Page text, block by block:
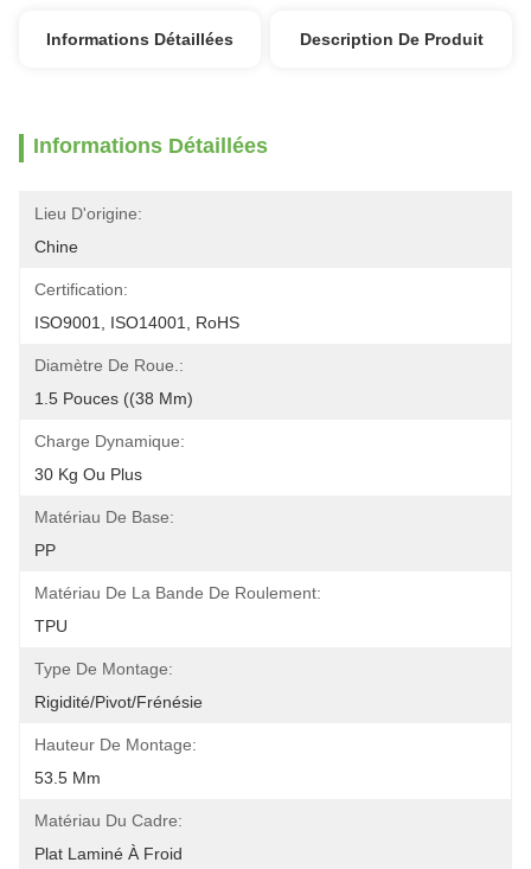
Informations Détaillées Description De Produit
Informations Détaillées
Lieu D'origine:
Chine
Certification:
ISO9001, ISO14001, RoHS
Diamètre De Roue.:
1.5 Pouces ((38 Mm)
Charge Dynamique:
30 Kg Ou Plus
Matériau De Base:
PP
Matériau De La Bande De Roulement:
TPU
Type De Montage:
Rigidité/Pivot/Frénésie
Hauteur De Montage:
53.5 Mm
Matériau Du Cadre:
Plat Laminé À Froid